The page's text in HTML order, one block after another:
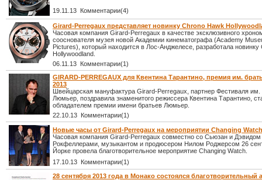
19.11.13 Комментарии(4)
Girard-Perregaux представляет новинку Chrono Hawk
Часовая компания Girard-Perregaux в качестве эксклюзивного
сооснователя музея новой Академии кинематографа (Academy
Pictures), который находится в Лос-Анджелесе, разработала новинку
Hollywoodland.
06.11.13 Комментарии(1)
GIRARD-PERREGAUX для Квентина Тарантино, премия им.
2013
Швейцарская мануфактура Girard-Perregaux, партнер Фестиваля им.
Люмьер, поздравила знаменитого режиссера Квентина Тарантино,
обладателем премии имени братьев Люмьер.
22.10.13 Комментарии(1)
Новые часы от Girard-Perregaux на мероприятии Changing Watch
Часовая компания Girard-Perregaux совместно со Сьюзан и Дэвидом
Рокфеллерами, музыкантом и продюсером Нилом Роджерсом 26
Йорке провела благотворительное мероприятие Changing Watch.
17.10.13 Комментарии(1)
28 сентября 2013 года в Монако состоялся благотворительный